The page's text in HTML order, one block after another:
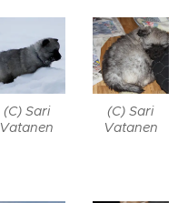
(C) Sari
Vatanen
(C) Sari
Vatanen